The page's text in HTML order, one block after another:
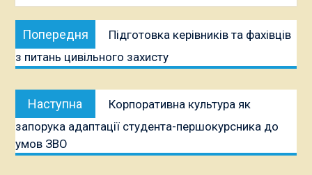
Навігація
записів
Попередня
публікація:
Підготовка керівників та фахівців
з питань цивільного захисту
Наступна
публікація:
Корпоративна культура як
запорука адаптації студента-першокурсника до
умов ЗВО